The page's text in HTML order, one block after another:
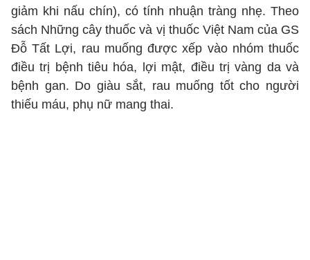
giảm khi nấu chín), có tính nhuận tràng nhẹ. Theo
sách Những cây thuốc và vị thuốc Việt Nam của GS
Đỗ Tất Lợi, rau muống được xếp vào nhóm thuốc
điều trị bệnh tiêu hóa, lợi mật, điều trị vàng da và
bệnh gan. Do giàu sắt, rau muống tốt cho người
thiếu máu, phụ nữ mang thai.